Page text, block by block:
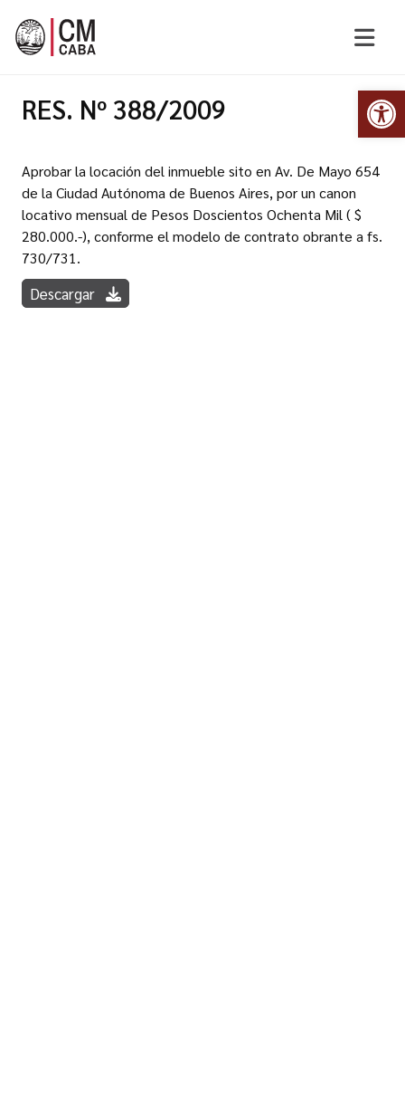
RES. Nº 388/2009
Aprobar la locación del inmueble sito en Av. De Mayo 654
de la Ciudad Autónoma de Buenos Aires, por un canon
locativo mensual de Pesos Doscientos Ochenta Mil ( $
280.000.-), conforme el modelo de contrato obrante a fs.
730/731.
Descargar